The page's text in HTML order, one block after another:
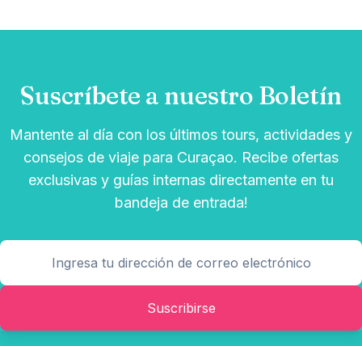
Suscríbete a nuestro Boletín
Mantente al día con los últimos tours, actividades y
consejos de viaje para Curaçao. Recibe ofertas
exclusivas y guías internas directamente en tu
bandeja de entrada!
Suscribirse